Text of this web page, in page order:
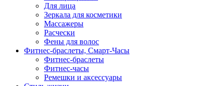
Для лица
Зеркала для косметики
Массажеры
Расчески
Фены для волос
Фитнес-браслеты, Смарт-Часы
Фитнес-браслеты
Фитнес-часы
Ремешки и аксессуары